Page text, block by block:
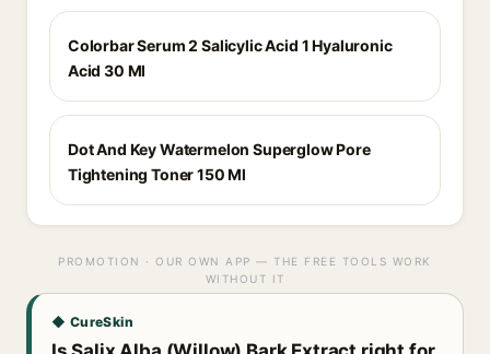
Colorbar Serum 2 Salicylic Acid 1 Hyaluronic
Acid 30 Ml
Dot And Key Watermelon Superglow Pore
Tightening Toner 150 Ml
PROMOTION · OUR OWN APP — THE FREE TOOLS WORK
WITHOUT IT
◆ CureSkin